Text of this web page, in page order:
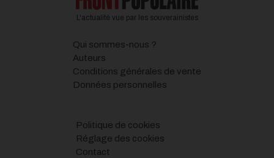
L'actualité vue par les souverainistes
Qui sommes-nous ?
Auteurs
Conditions générales de vente
Données personnelles
Politique de cookies
Réglage des cookies
Contact